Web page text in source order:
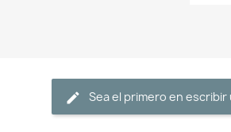
Sea el primero en escribir